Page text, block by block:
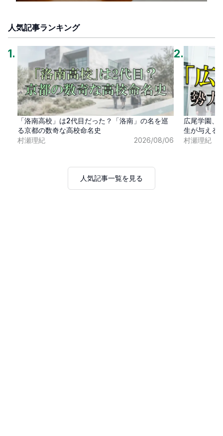
人気記事ランキング
1 .
「洛南高校」は2代目だった？「洛南」の名を巡
る京都の数奇な高校命名史
村瀬理紀
2026/08/06
2.
広尾学園、
生が与える
村瀬理紀
人気記事一覧を見る